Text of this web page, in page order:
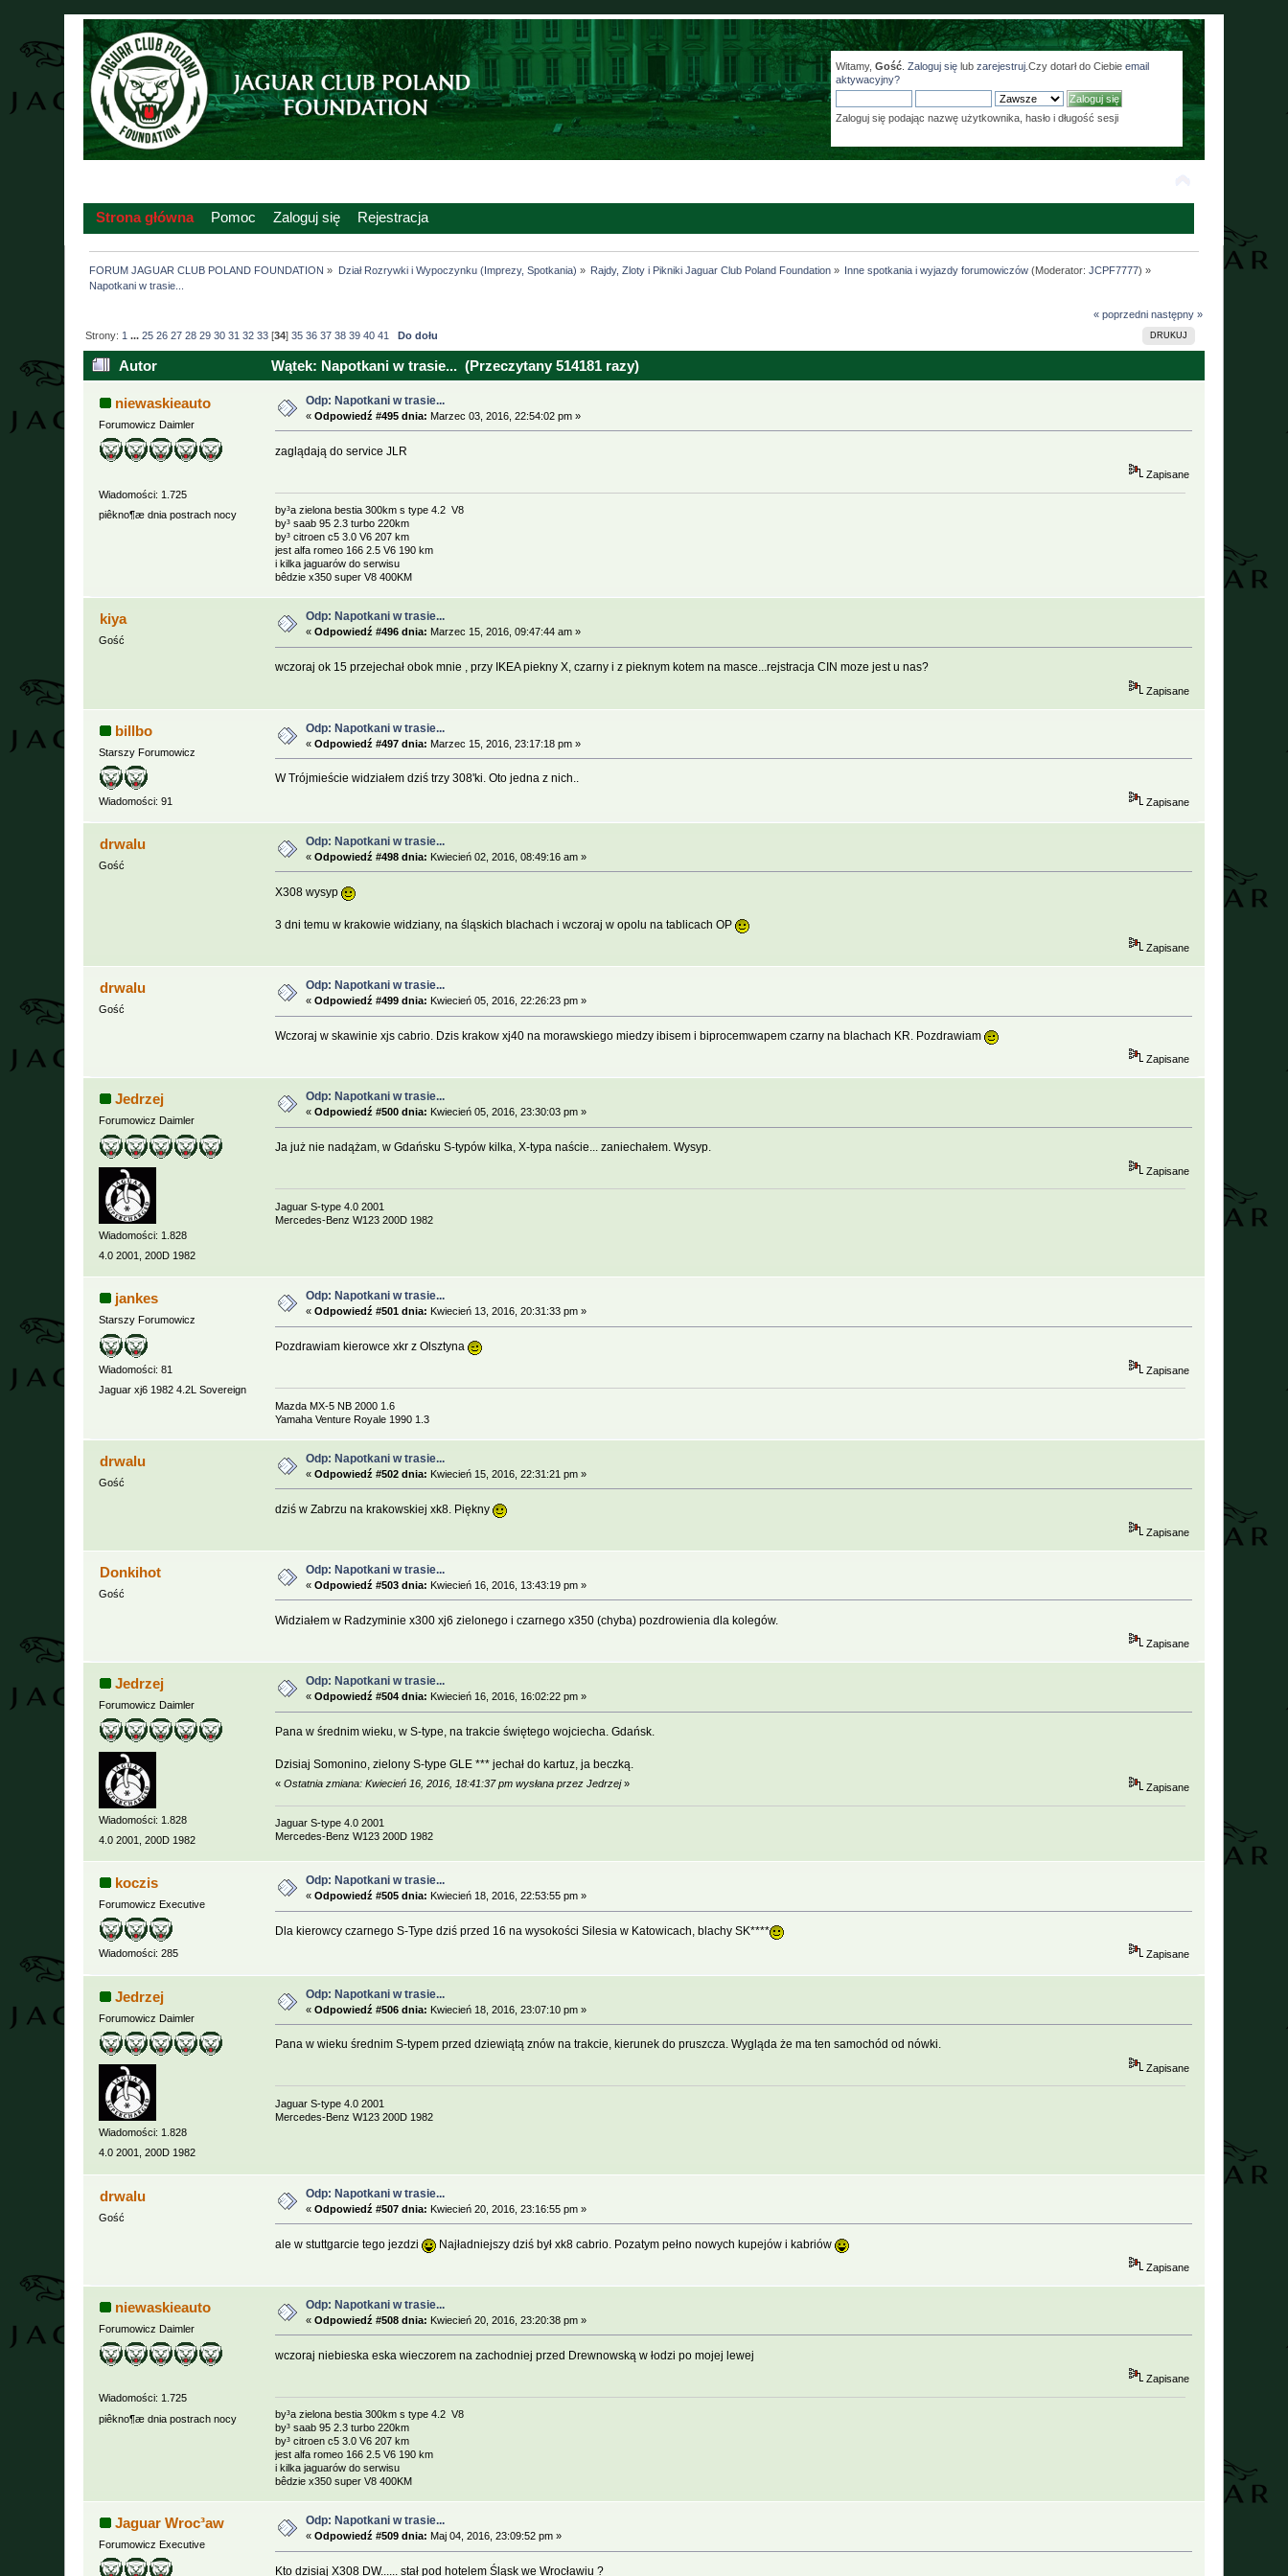
Witamy, Gość. Zaloguj sięlub zarejestruj.Czy dotarł do Ciebie email
aktywacyjny?
Zaloguj się podając nazwę użytkownika, hasło i długość sesji
Strona główna Pomoc Zaloguj się Rejestracja
FORUM JAGUAR CLUB POLAND FOUNDATION » Dział Rozrywki i Wypoczynku (Imprezy, Spotkania) » Rajdy, Zloty i Pikniki Jaguar Club Poland Foundation » Inne spotkania i wyjazdy forumowiczów (Moderator:JCPF7777) »
Napotkani w trasie...
« poprzedni następny »
DRUKUJ
Strony: 1 ...25 26 27 28 29 30 31 32 33 [34]35 36 37 38 39 40 41 Do dołu
Autor Wątek: Napotkani w trasie... (Przeczytany 514181 razy)
niewaskieauto
Forumowicz Daimler
Wiadomości: 1.725
piêkno¶æ dnia postrach nocy
Odp: Napotkani w trasie...
«Odpowiedź #495 dnia: Marzec 03, 2016, 22:54:02 pm »
zaglądają do service JLR
Zapisane
by³a zielona bestia 300km s type 4.2 V8
by³ saab 95 2.3 turbo 220km
by³ citroen c5 3.0 V6 207 km
jest alfa romeo 166 2.5 V6 190 km
i kilka jaguarów do serwisu
bêdzie x350 super V8 400KM
kiya
Gość
Odp: Napotkani w trasie...
«Odpowiedź #496 dnia: Marzec 15, 2016, 09:47:44 am »
wczoraj ok 15 przejechał obok mnie , przy IKEA piekny X, czarny i z pieknym kotem na masce...rejstracja CIN moze jest u nas?
Zapisane
billbo
Starszy Forumowicz
Wiadomości: 91
Odp: Napotkani w trasie...
«Odpowiedź #497 dnia: Marzec 15, 2016, 23:17:18 pm »
W Trójmieście widziałem dziś trzy 308'ki. Oto jedna z nich..
Zapisane
drwalu
Gość
Odp: Napotkani w trasie...
«Odpowiedź #498 dnia: Kwiecień 02, 2016, 08:49:16 am »
X308 wysyp
3 dni temu w krakowie widziany, na śląskich blachach i wczoraj w opolu na tablicach OP
Zapisane
drwalu
Gość
Odp: Napotkani w trasie...
«Odpowiedź #499 dnia: Kwiecień 05, 2016, 22:26:23 pm »
Wczoraj w skawinie xjs cabrio. Dzis krakow xj40 na morawskiego miedzy ibisem i biprocemwapem czarny na blachach KR. Pozdrawiam
Zapisane
Jedrzej
Forumowicz Daimler
Wiadomości: 1.828
4.0 2001, 200D 1982
Odp: Napotkani w trasie...
«Odpowiedź #500 dnia: Kwiecień 05, 2016, 23:30:03 pm »
Ja już nie nadążam, w Gdańsku S-typów kilka, X-typa naście... zaniechałem. Wysyp.
Zapisane
Jaguar S-type 4.0 2001
Mercedes-Benz W123 200D 1982
jankes
Starszy Forumowicz
Wiadomości: 81
Jaguar xj6 1982 4.2L Sovereign
Odp: Napotkani w trasie...
«Odpowiedź #501 dnia: Kwiecień 13, 2016, 20:31:33 pm »
Pozdrawiam kierowce xkr z Olsztyna
Zapisane
Mazda MX-5 NB 2000 1.6
Yamaha Venture Royale 1990 1.3
drwalu
Gość
Odp: Napotkani w trasie...
«Odpowiedź #502 dnia: Kwiecień 15, 2016, 22:31:21 pm »
dziś w Zabrzu na krakowskiej xk8. Piękny
Zapisane
Donkihot
Gość
Odp: Napotkani w trasie...
«Odpowiedź #503 dnia: Kwiecień 16, 2016, 13:43:19 pm »
Widziałem w Radzyminie x300 xj6 zielonego i czarnego x350 (chyba) pozdrowienia dla kolegów.
Zapisane
Jedrzej
Forumowicz Daimler
Wiadomości: 1.828
4.0 2001, 200D 1982
Odp: Napotkani w trasie...
«Odpowiedź #504 dnia: Kwiecień 16, 2016, 16:02:22 pm »
Pana w średnim wieku, w S-type, na trakcie świętego wojciecha. Gdańsk.
Dzisiaj Somonino, zielony S-type GLE *** jechał do kartuz, ja beczką.
« Ostatnia zmiana: Kwiecień 16, 2016, 18:41:37 pm wysłana przez Jedrzej» Zapisane
Jaguar S-type 4.0 2001
Mercedes-Benz W123 200D 1982
koczis
Forumowicz Executive
Wiadomości: 285
Odp: Napotkani w trasie...
«Odpowiedź #505 dnia: Kwiecień 18, 2016, 22:53:55 pm »
Dla kierowcy czarnego S-Type dziś przed 16 na wysokości Silesia w Katowicach, blachy SK****
Zapisane
Jedrzej
Forumowicz Daimler
Wiadomości: 1.828
4.0 2001, 200D 1982
Odp: Napotkani w trasie...
«Odpowiedź #506 dnia: Kwiecień 18, 2016, 23:07:10 pm »
Pana w wieku średnim S-typem przed dziewiątą znów na trakcie, kierunek do pruszcza. Wygląda że ma ten samochód od nówki.
Zapisane
Jaguar S-type 4.0 2001
Mercedes-Benz W123 200D 1982
drwalu
Gość
Odp: Napotkani w trasie...
«Odpowiedź #507 dnia: Kwiecień 20, 2016, 23:16:55 pm »
ale w stuttgarcie tego jezdzi Najładniejszy dziś był xk8 cabrio. Pozatym pełno nowych kupejów i kabriów
Zapisane
niewaskieauto
Forumowicz Daimler
Wiadomości: 1.725
piêkno¶æ dnia postrach nocy
Odp: Napotkani w trasie...
«Odpowiedź #508 dnia: Kwiecień 20, 2016, 23:20:38 pm »
wczoraj niebieska eska wieczorem na zachodniej przed Drewnowską w łodzi po mojej lewej
Zapisane
by³a zielona bestia 300km s type 4.2 V8
by³ saab 95 2.3 turbo 220km
by³ citroen c5 3.0 V6 207 km
jest alfa romeo 166 2.5 V6 190 km
i kilka jaguarów do serwisu
bêdzie x350 super V8 400KM
Jaguar Wroc³aw
Forumowicz Executive
Odp: Napotkani w trasie...
«Odpowiedź #509 dnia: Maj 04, 2016, 23:09:52 pm »
Kto dzisiaj X308 DW...... stał pod hotelem Śląsk we Wrocławiu ?